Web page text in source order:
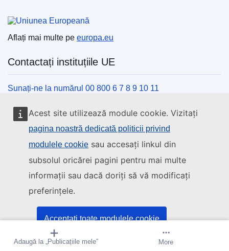
Acest site utilizează module cookie. Vizitați
pagina noastră dedicată politicii privind
modulele cookie sau accesați linkul din
subsolul oricărei pagini pentru mai multe
informații sau dacă doriți să vă modificați
preferințele.
Acceptați toate modulele cookie
Acceptați doar cookie-urile esențiale
Adaugă la „Publicațiile mele” Creați o alertă
More
Aflați mai multe pe europa.eu
Contactați instituțiile UE
Sunați-ne la numărul 00 800 6 7 8 9 10 11
Utilizați alte opțiuni telefonice
Scrieți-ne completând formularul de contact
Descoperiți canalele UE pe rețelele sociale
Instituțiile și organismele UE
Găsiți o instituție/un organism UE